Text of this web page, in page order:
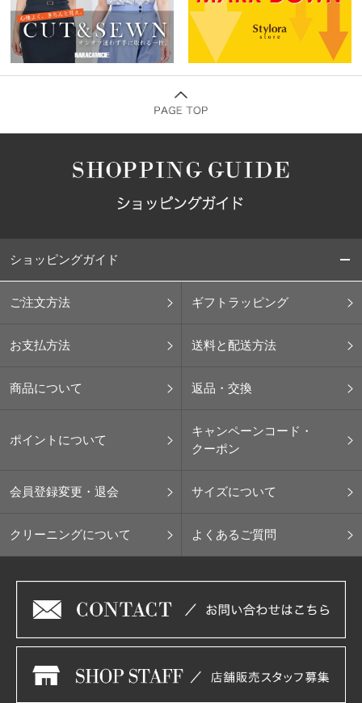
ショッピングガイド
ご注文方法 ギフトラッピング
お支払方法 送料と配送方法
商品について 返品・交換
ポイントについて
キャンペーンコード・
クーポン
会員登録変更・退会 サイズについて
クリーニングについて よくあるご質問